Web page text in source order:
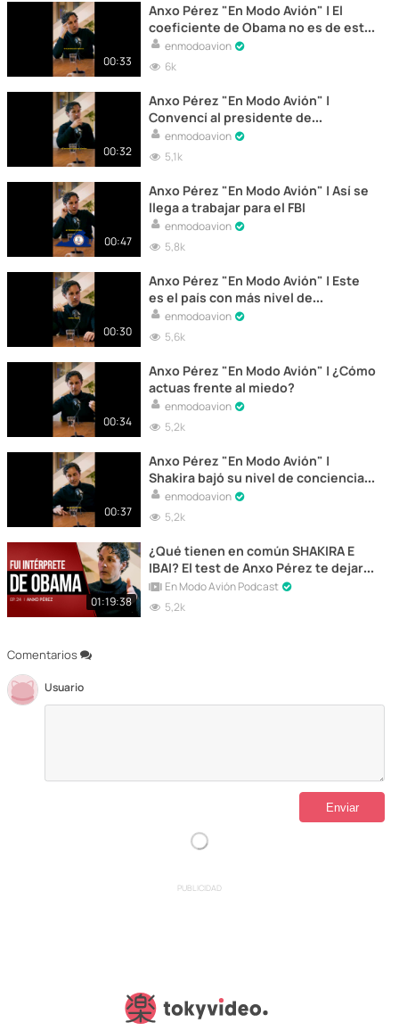
Comentarios
Usuario
00:33
Anxo Pérez "En Modo Avión" | El
coeficiente de Obama no es de este
mundo
enmodoavion
6k
00:32
Anxo Pérez "En Modo Avión" |
Convencí al presidente de
Telefónica
enmodoavion
5,1k
00:47
Anxo Pérez "En Modo Avión" | Así se
llega a trabajar para el FBI
enmodoavion
5,8k
00:30
Anxo Pérez "En Modo Avión" | Este
es el país con más nivel de
conciencia
enmodoavion
5,6k
00:34
Anxo Pérez "En Modo Avión" | ¿Cómo
actuas frente al miedo?
enmodoavion
5,2k
00:37
Anxo Pérez "En Modo Avión" |
Shakira bajó su nivel de conciencia
por Piqué
enmodoavion
5,2k
01:19:38
¿Qué tienen en común SHAKIRA E
IBAI? El test de Anxo Pérez te dejará
EN SHOCK | En Modo Avión #24
En Modo Avión Podcast
5,2k
PUBLICIDAD